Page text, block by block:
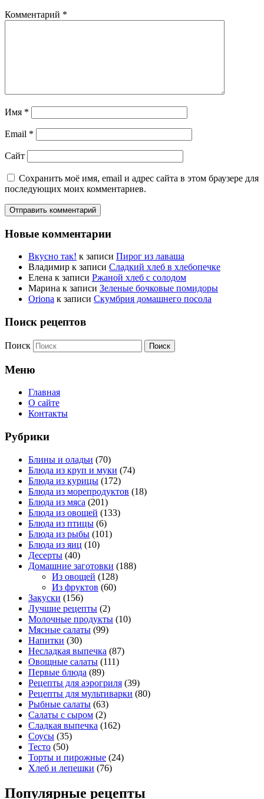
Комментарий *
Имя *
Email *
Сайт
Сохранить моё имя, email и адрес сайта в этом браузере для
последующих моих комментариев.
Новые комментарии
Вкусно так! к записи Пирог из лаваша
Владимир к записи Сладкий хлеб в хлебопечке
Елена к записи Ржаной хлеб с солодом
Марина к записи Зеленые бочковые помидоры
Oriona к записи Скумбрия домашнего посола
Поиск рецептов
Поиск
Меню
Главная
О сайте
Контакты
Рубрики
Блины и оладьи (70)
Блюда из круп и муки (74)
Блюда из курицы (172)
Блюда из морепродуктов (18)
Блюда из мяса (201)
Блюда из овощей (133)
Блюда из птицы (6)
Блюда из рыбы (101)
Блюда из яиц (10)
Десерты (40)
Домашние заготовки (188)
Из овощей (128)
Из фруктов (60)
Закуски (156)
Лучшие рецепты (2)
Молочные продукты (10)
Мясные салаты (99)
Напитки (30)
Несладкая выпечка (87)
Овощные салаты (111)
Первые блюда (89)
Рецепты для аэрогриля (39)
Рецепты для мультиварки (80)
Рыбные салаты (63)
Салаты с сыром (2)
Сладкая выпечка (162)
Соусы (35)
Тесто (50)
Торты и пирожные (24)
Хлеб и лепешки (76)
Популярные рецепты